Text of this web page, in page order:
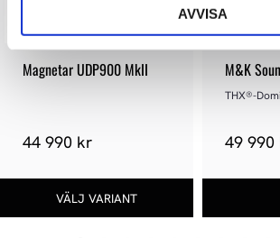
AVVISA
Magnetar UDP900 MkII
44 990 kr
M&K
LCR Speaker
THX®-
49 990